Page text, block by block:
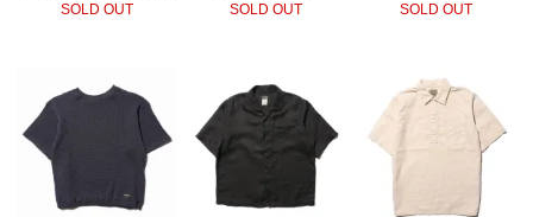
SOLD OUT
SOLD OUT
SOLD OUT